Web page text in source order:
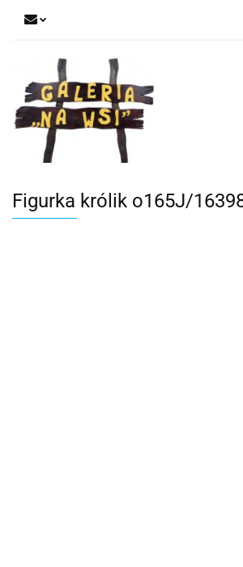
Dodaj
Figurka królik o165J/